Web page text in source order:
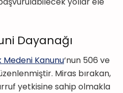
Dayanağı
Medeni Kanunu‘nun 506 ve
Miras bırakan,
yetkisine sahip olmakla